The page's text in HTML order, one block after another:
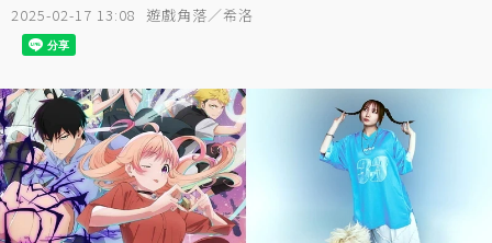
2025-02-17 13:08 遊戲角落／希洛